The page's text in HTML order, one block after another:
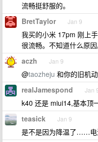
流畅挺舒服的。
BretTaylor Jan 9
我买的小米 17pm 刚上
很流畅。不知道什么原因
aczh Jan 9
@taozheju 和你的旧机
realJamespond Jan
k40 还是 miui14,基本顶
teasick Jan 9
是不是因为降温了……电